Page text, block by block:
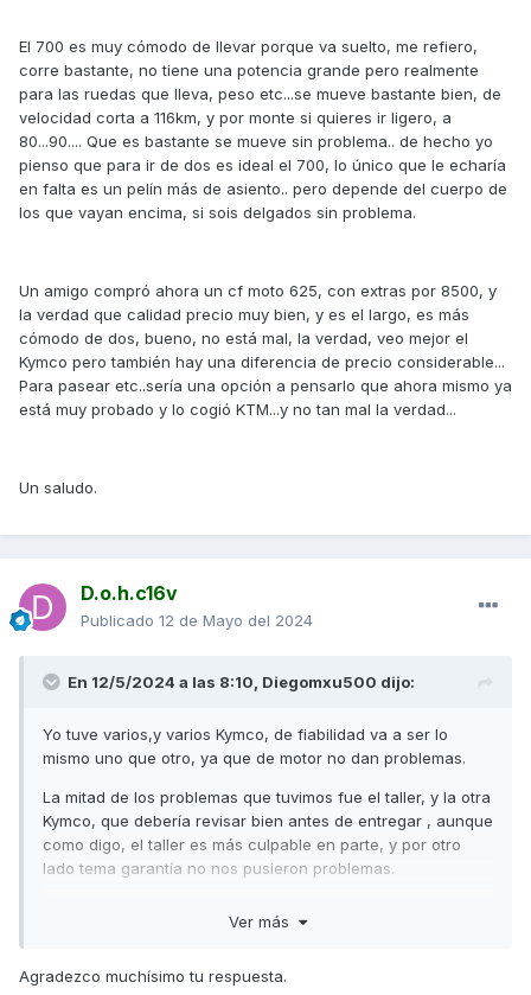
El 700 es muy cómodo de llevar porque va suelto, me refiero,
corre bastante, no tiene una potencia grande pero realmente
para las ruedas que lleva, peso etc...se mueve bastante bien, de
velocidad corta a 116km, y por monte si quieres ir ligero, a
80...90.... Que es bastante se mueve sin problema.. de hecho yo
pienso que para ir de dos es ideal el 700, lo único que le echaría
en falta es un pelín más de asiento.. pero depende del cuerpo de
los que vayan encima, si sois delgados sin problema.
Un amigo compró ahora un cf moto 625, con extras por 8500, y
la verdad que calidad precio muy bien, y es el largo, es más
cómodo de dos, bueno, no está mal, la verdad, veo mejor el
Kymco pero también hay una diferencia de precio considerable...
Para pasear etc..sería una opción a pensarlo que ahora mismo ya
está muy probado y lo cogió KTM...y no tan mal la verdad...
Un saludo.
D.o.h.c16v
Publicado 12 de Mayo del 2024
En 12/5/2024 a las 8:10, Diegomxu500 dijo:
Yo tuve varios,y varios Kymco, de fiabilidad va a ser lo
mismo uno que otro, ya que de motor no dan problemas.
La mitad de los problemas que tuvimos fue el taller, y la otra
Kymco, que debería revisar bien antes de entregar , aunque
como digo, el taller es más culpable en parte, y por otro
lado tema garantía no nos pusieron problemas.
él, el 550 te vale, pero vas a notar pronto que va limitado de
Ver más
Agradezco muchísimo tu respuesta.